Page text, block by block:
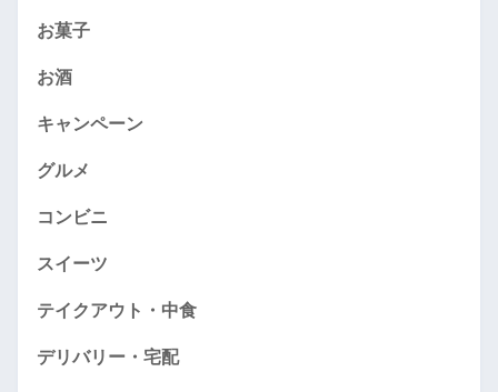
お菓子
お酒
キャンペーン
グルメ
コンビニ
スイーツ
テイクアウト・中食
デリバリー・宅配